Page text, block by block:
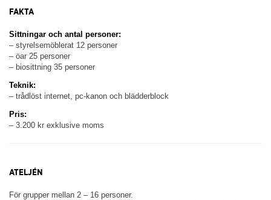
FAKTA
Sittningar och antal personer:
– styrelsemöblerat 12 personer
– öar 25 personer
– biosittning 35 personer
Teknik:
– trådlöst internet, pc-kanon och blädderblock
Pris:
– 3.200 kr exklusive moms
ATELJÉN
För grupper mellan 2 – 16 personer.